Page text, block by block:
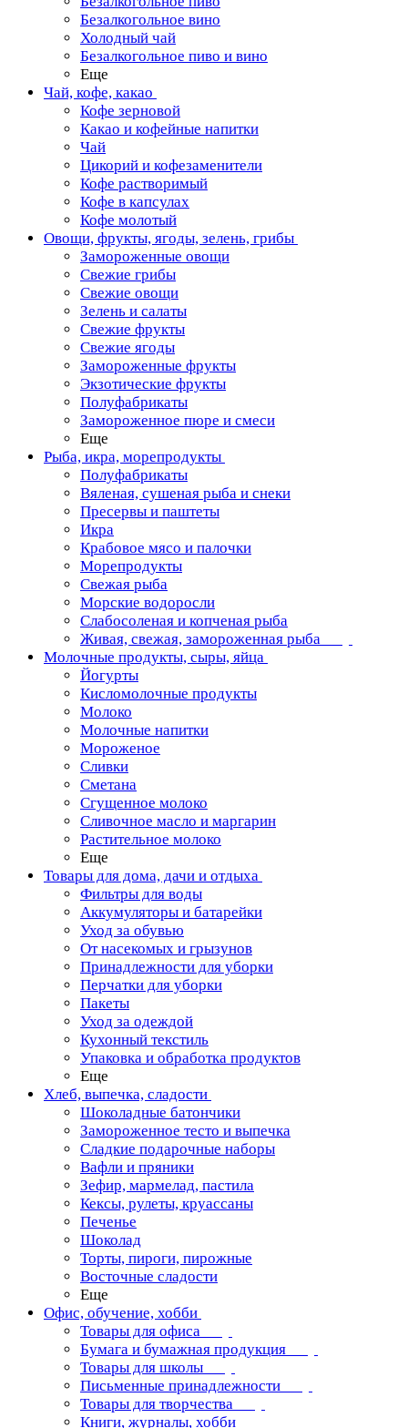
Безалкогольное вино
Холодный чай
Безалкогольное пиво и вино
Еще
Чай, кофе, какао
Кофе зерновой
Какао и кофейные напитки
Чай
Цикорий и кофезаменители
Кофе растворимый
Кофе в капсулах
Кофе молотый
Овощи, фрукты, ягоды, зелень, грибы
Замороженные овощи
Свежие грибы
Свежие овощи
Зелень и салаты
Свежие фрукты
Свежие ягоды
Замороженные фрукты
Экзотические фрукты
Полуфабрикаты
Замороженное пюре и смеси
Еще
Рыба, икра, морепродукты
Полуфабрикаты
Вяленая, сушеная рыба и снеки
Пресервы и паштеты
Икра
Крабовое мясо и палочки
Морепродукты
Свежая рыба
Морские водоросли
Слабосоленая и копченая рыба
Живая, свежая, замороженная рыба
Молочные продукты, сыры, яйца
Йогурты
Кисломолочные продукты
Молоко
Молочные напитки
Мороженое
Сливки
Сметана
Сгущенное молоко
Сливочное масло и маргарин
Растительное молоко
Еще
Товары для дома, дачи и отдыха
Фильтры для воды
Аккумуляторы и батарейки
Уход за обувью
От насекомых и грызунов
Принадлежности для уборки
Перчатки для уборки
Пакеты
Уход за одеждой
Кухонный текстиль
Упаковка и обработка продуктов
Еще
Хлеб, выпечка, сладости
Шоколадные батончики
Замороженное тесто и выпечка
Сладкие подарочные наборы
Вафли и пряники
Зефир, мармелад, пастила
Кексы, рулеты, круассаны
Печенье
Шоколад
Торты, пироги, пирожные
Восточные сладости
Еще
Офис, обучение, хобби
Товары для офиса
Бумага и бумажная продукция
Товары для школы
Письменные принадлежности
Товары для творчества
Книги, журналы, хобби